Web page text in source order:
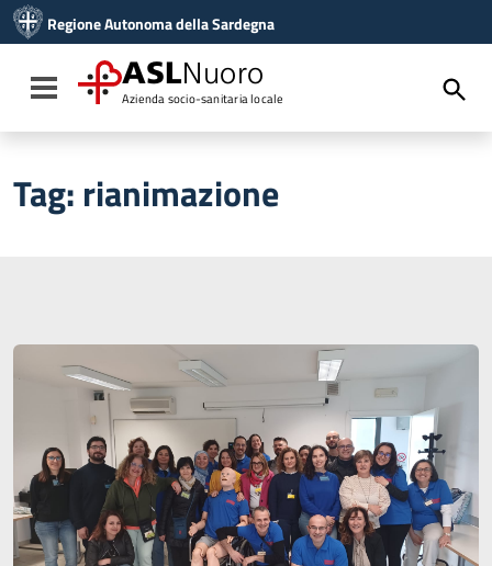
Vai al menu di navigazione
Vai al footer
Regione Autonoma della Sardegna
Toggle navigation
ASLNuoro
Azienda socio-sanitaria locale
Tag: rianimazione